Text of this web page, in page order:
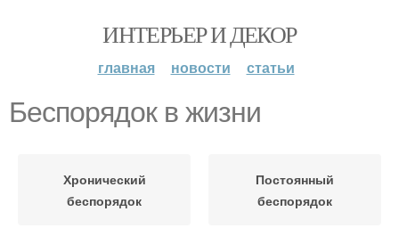
ИНТЕРЬЕР И ДЕКОР
главная новости статьи
Беспорядок в жизни
Хронический
беспорядок
Постоянный
беспорядок